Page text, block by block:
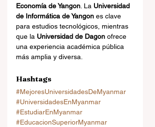
Economía de Yangon . La Universidad
de Informática de Yangon es clave
para estudios tecnológicos, mientras
que la Universidad de Dagon ofrece
una experiencia académica pública
más amplia y diversa.
Hashtags
#MejoresUniversidadesDeMyanmar
#UniversidadesEnMyanmar
#EstudiarEnMyanmar
#EducacionSuperiorMyanmar